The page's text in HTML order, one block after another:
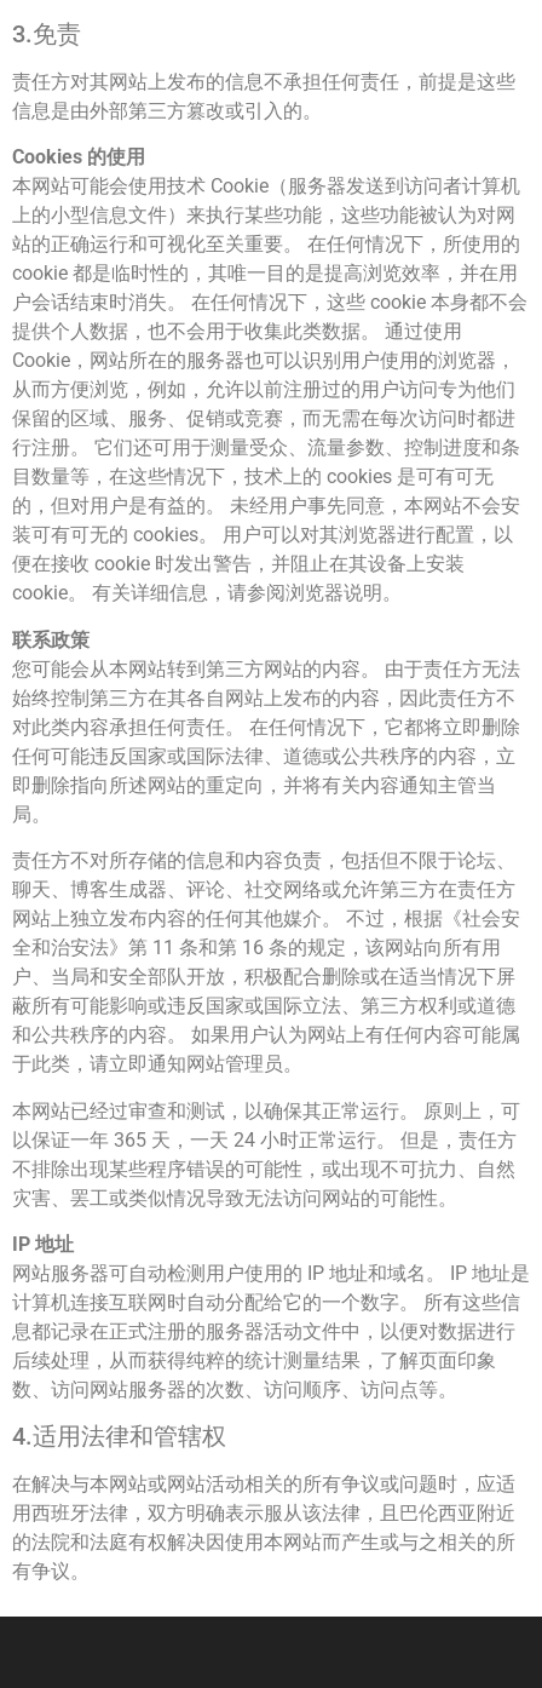
3.免责
责任方对其网站上发布的信息不承担任何责任，前提是这些
信息是由外部第三方篡改或引入的。
Cookies 的使用
本网站可能会使用技术 Cookie（服务器发送到访问者计算机
上的小型信息文件）来执行某些功能，这些功能被认为对网
站的正确运行和可视化至关重要。 在任何情况下，所使用的
cookie 都是临时性的，其唯一目的是提高浏览效率，并在用
户会话结束时消失。 在任何情况下，这些 cookie 本身都不会
提供个人数据，也不会用于收集此类数据。 通过使用
Cookie，网站所在的服务器也可以识别用户使用的浏览器，
从而方便浏览，例如，允许以前注册过的用户访问专为他们
保留的区域、服务、促销或竞赛，而无需在每次访问时都进
行注册。 它们还可用于测量受众、流量参数、控制进度和条
目数量等，在这些情况下，技术上的 cookies 是可有可无
的，但对用户是有益的。 未经用户事先同意，本网站不会安
装可有可无的 cookies。 用户可以对其浏览器进行配置，以
便在接收 cookie 时发出警告，并阻止在其设备上安装
cookie。 有关详细信息，请参阅浏览器说明。
联系政策
您可能会从本网站转到第三方网站的内容。 由于责任方无法
始终控制第三方在其各自网站上发布的内容，因此责任方不
对此类内容承担任何责任。 在任何情况下，它都将立即删除
任何可能违反国家或国际法律、道德或公共秩序的内容，立
即删除指向所述网站的重定向，并将有关内容通知主管当
局。
责任方不对所存储的信息和内容负责，包括但不限于论坛、
聊天、博客生成器、评论、社交网络或允许第三方在责任方
网站上独立发布内容的任何其他媒介。 不过，根据《社会安
全和治安法》第 11 条和第 16 条的规定，该网站向所有用
户、当局和安全部队开放，积极配合删除或在适当情况下屏
蔽所有可能影响或违反国家或国际立法、第三方权利或道德
和公共秩序的内容。 如果用户认为网站上有任何内容可能属
于此类，请立即通知网站管理员。
本网站已经过审查和测试，以确保其正常运行。 原则上，可
以保证一年 365 天，一天 24 小时正常运行。 但是，责任方
不排除出现某些程序错误的可能性，或出现不可抗力、自然
灾害、罢工或类似情况导致无法访问网站的可能性。
IP 地址
网站服务器可自动检测用户使用的 IP 地址和域名。 IP 地址是
计算机连接互联网时自动分配给它的一个数字。 所有这些信
息都记录在正式注册的服务器活动文件中，以便对数据进行
后续处理，从而获得纯粹的统计测量结果，了解页面印象
数、访问网站服务器的次数、访问顺序、访问点等。
4.适用法律和管辖权
在解决与本网站或网站活动相关的所有争议或问题时，应适
用西班牙法律，双方明确表示服从该法律，且巴伦西亚附近
的法院和法庭有权解决因使用本网站而产生或与之相关的所
有争议。